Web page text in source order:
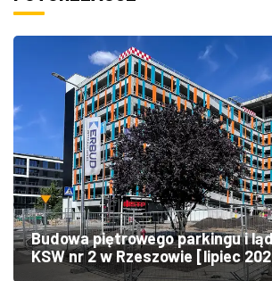
Budowa piętrowego parkingu i
KSW nr 2 w Rzeszowie [lipiec